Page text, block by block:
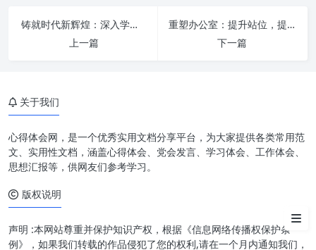
铸就时代新辉煌：深入学习习近平总书记重要指示精神，始终感恩奋进一流标准
上一篇
重塑办公室：提升站位，提高水平，迈向卓越新台阶
下一篇
第三篇章：融合发展，以“四强”
增“四力”的实践路径
关于我们
心得体会网，是一个优秀实用文档分享平台，为大家提供各类常用范
文、实用性文档，涵盖心得体会、党会发言、学习体会、工作体会、
思想汇报等，供网友们参考学习。
版权说明
声明 :本网站尊重并保护知识产权，根据《信息网络传播权保护条
例》，如果我们转载的作品侵犯了您的权利,请在一个月内通知我们，